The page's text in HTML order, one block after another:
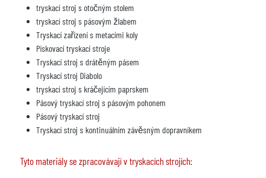
tryskací stroj s otočným stolem
tryskací stroj s pásovým žlabem
Tryskací zařízení s metacími koly
Pískovací tryskací stroje
Tryskací stroj s drátěným pásem
Tryskací stroj Diabolo
tryskací stroj s kráčejícím paprskem
Pásový tryskací stroj s pásovým pohonem
Pásový tryskací stroj
Tryskací stroj s kontinuálním závěsným dopravníkem
Tyto materiály se zpracovávají v tryskacích strojích: